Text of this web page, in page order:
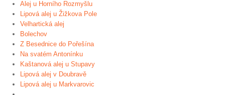
Alej u Horního Rozmyšlu
Lipová alej u Žižkova Pole
Velhartická alej
Bolechov
Z Besednice do Pořešína
Na svatém Antonínku
Kaštanová alej u Stupavy
Lipová alej v Doubravě
Lipová alej u Markvarovic